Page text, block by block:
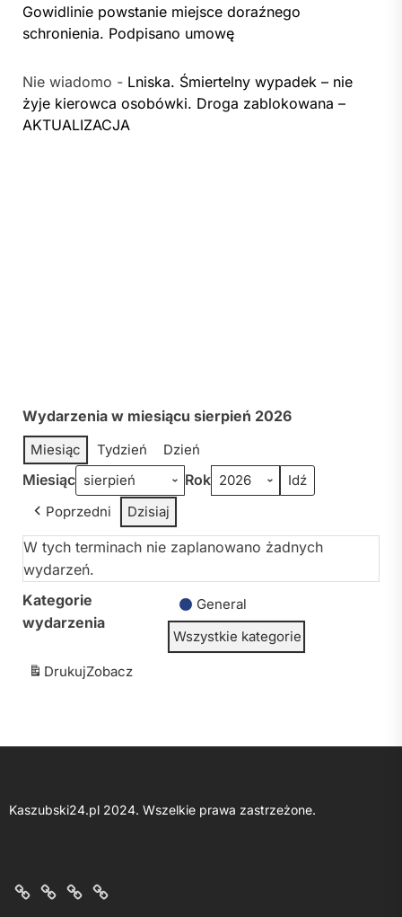
Gowidlinie powstanie miejsce doraźnego
schronienia. Podpisano umowę
Nie wiadomo - Lniska. Śmiertelny wypadek – nie
żyje kierowca osobówki. Droga zablokowana –
AKTUALIZACJA
Wydarzenia w miesiącu sierpień 2026
Miesiąc Tydzień Dzień
Miesiąc Rok
Poprzedni Dzisiaj
W tych terminach nie zaplanowano żadnych
wydarzeń.
Kategorie
wydarzenia
General
Wszystkie kategorie
DrukujZobacz
Kaszubski24.pl 2024. Wszelkie prawa zastrzeżone.
O
KontaktPolitykaRegulamin